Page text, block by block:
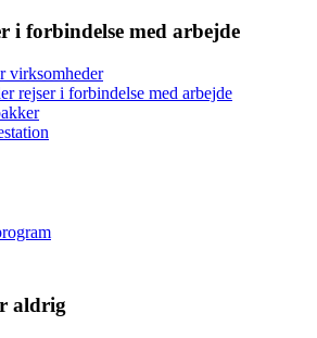
i forbindelse med arbejde
virksomheder
rejser i forbindelse med arbejde
aldrig